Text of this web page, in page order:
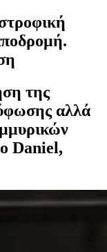
της
αλλά
Daniel,